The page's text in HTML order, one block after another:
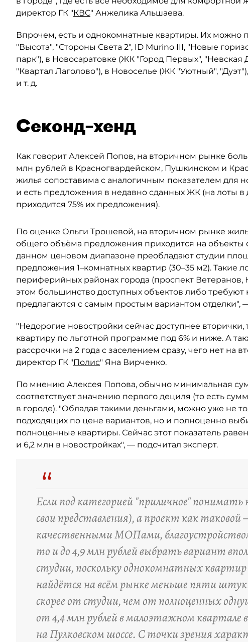
директор ГК "КВС" Анжелика Альшаева.
Впрочем, есть и однокомнатные квартиры. Их можно
"Высота", "Стороны Света 2", ID Murino III, "Новые
парк"), в Новосаратовке (ЖК "Город Первых", "Невская
"Квартал Лаголово"), в Новоселье (ЖК "Уютный",
и т. д.
Секонд–хенд
Как говорит Алексей Попов, на вторичном рынке
млн рублей в Красногвардейском, Пушкинском и
жилья сопоставима с аналогичным показателем для
и есть предложения в недавно сданных ЖК (на лоты в
приходится 75% их предложения).
По оценке Ольги Трошевой, на вторичном рынке
общего объёма предложения приходится на объекты
данном ценовом диапазоне преобладают студии
предложения 1–комнатных квартир (30–35 м2). Такие
периферийных районах города (проспект
этом большинство доступных объектов либо требуют
предлагаются с самым простым вариантом отделки",
"Недорогие новостройки сейчас доступнее вторички,
квартиру по льготной программе под 6% и ниже. А
рассрочки на 2 года с заселением сразу, чего нет на
директор ГК "Полис" Яна Вирченко.
По мнению Алексея Попова, обычно минимальная
соответствует значению первого дециля (то есть
в городе). "Обладая такими деньгами, можно уже не
подходящих по цене вариантов, но и полноценно
полноценные квартиры. Сейчас этот показатель
и 6,2 млн в новостройках", — подсчитал эксперт.
“
Если под категорией "приличное" понимать
свои представления), а проект как
качественными МОПами,
то и до 4,9 млн рублей выбрать вариант
студии, поскольку однокомнатных
найдётся на всём рынке меньше пяти
скорее от студии, чем от полноценных
от 4,4 млн рублей в малоэтажном квартале
на Пулковском шоссе. С точки зрения